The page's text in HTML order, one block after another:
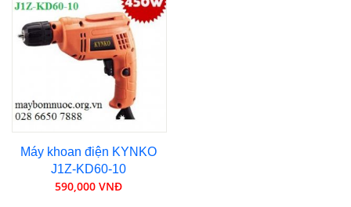
Máy khoan điện KYNKO
J1Z-KD60-10
590,000 VNĐ